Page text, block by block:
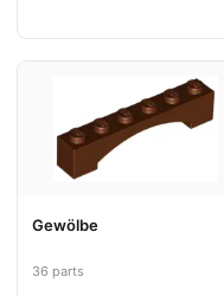
Gewölbe
36 parts